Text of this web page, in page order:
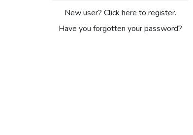
New user? Click here to register.
Have you forgotten your password?